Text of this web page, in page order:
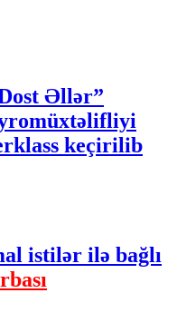
Əllər”
keçirilib
istilər ilə bağlı